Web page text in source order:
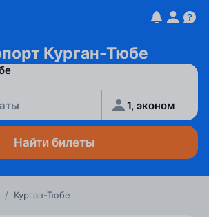
Курган-Тюбе
1, эконом
Найти билеты
/ Курган-Тюбе